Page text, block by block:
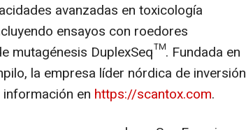
avanzadas en toxicología
ensayos con roedores
mutagénesis DuplexSeq™. Fundada en
la empresa líder nórdica de inversión
en https://scantox.com.